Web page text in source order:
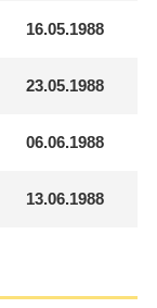
16.05.1988
23.05.1988
06.06.1988
13.06.1988